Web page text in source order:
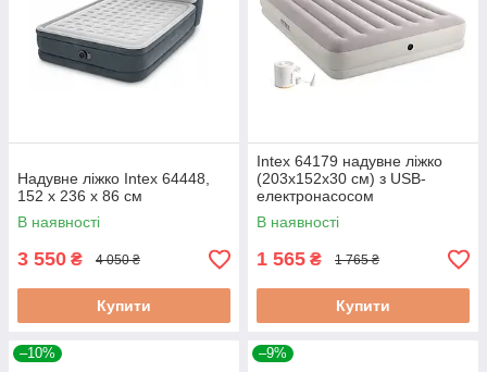
Надувне ліжко Intex 64448,
152 x 236 x 86 см
В наявності
3 550 ₴ 4 050 ₴
Купити
Intex 64179 надувне ліжко
(203х152х30 см) з USB-
електронасосом
В наявності
1 565 ₴ 1 765 ₴
Купити
–10% –9%